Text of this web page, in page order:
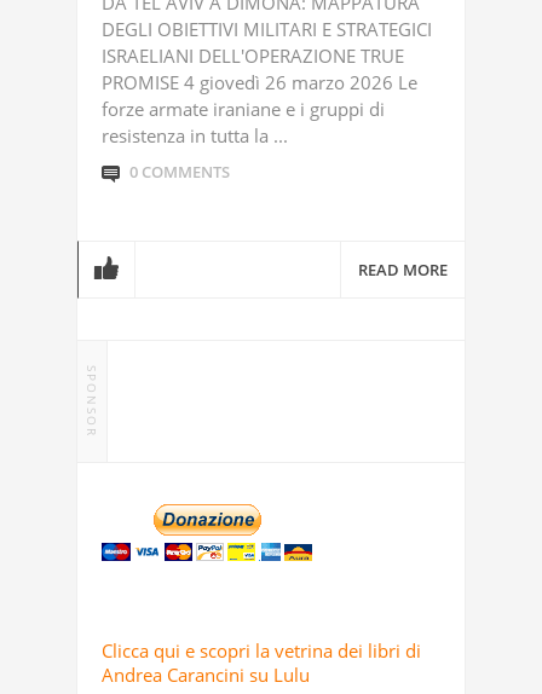
DEGLI OBIETTIVI MILITARI E STRATEGICI
ISRAELIANI DELL'OPERAZIONE TRUE
PROMISE 4 giovedì 26 marzo 2026 Le
forze armate iraniane e i gruppi di
resistenza in tutta la ...
0 COMMENTS
READ MORE
SPONSOR
Clicca qui e scopri la vetrina dei libri di
Andrea Carancini su Lulu